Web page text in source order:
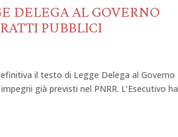
DELEGA AL GOVERNO
PUBBLICI
il testo di Legge Delega al Governo
già previsti nel PNRR. L’Esecutivo ha